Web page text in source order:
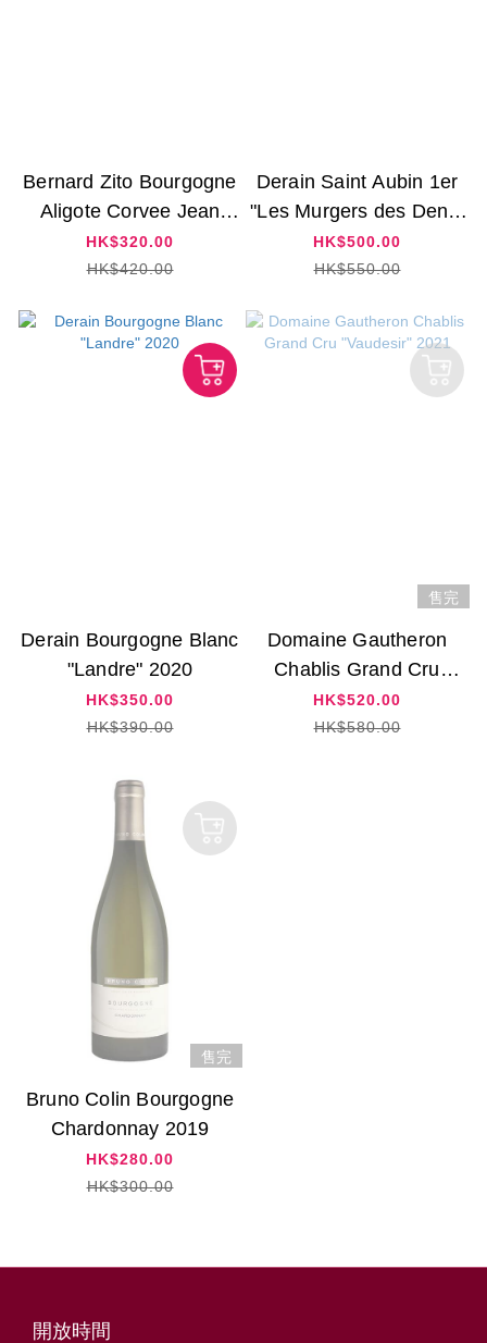
Bernard Zito Bourgogne
Aligote Corvee Jean
Brun 2020
HK$320.00
HK$420.00
Derain Saint Aubin 1er
"Les Murgers des Dents
de Chien" Blanc 2018
HK$500.00
HK$550.00
Derain Bourgogne Blanc
"Landre" 2020
HK$350.00
HK$390.00
售完
Domaine Gautheron
Chablis Grand Cru
"Vaudesir" 2021
HK$520.00
HK$580.00
售完
Bruno Colin Bourgogne
Chardonnay 2019
HK$280.00
HK$300.00
開放時間